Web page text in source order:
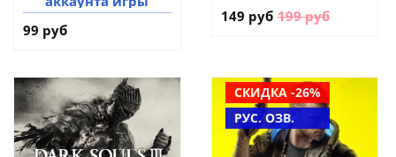
99 руб
149 руб 199 руб
СКИДКА -26%
РУС. ОЗВ.